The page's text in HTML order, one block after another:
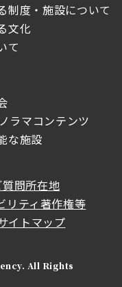
制度・施設について
文化
て
ラマコンテンツ
な施設
問所在地
リティ 著作権等
イトマップ
All Rights